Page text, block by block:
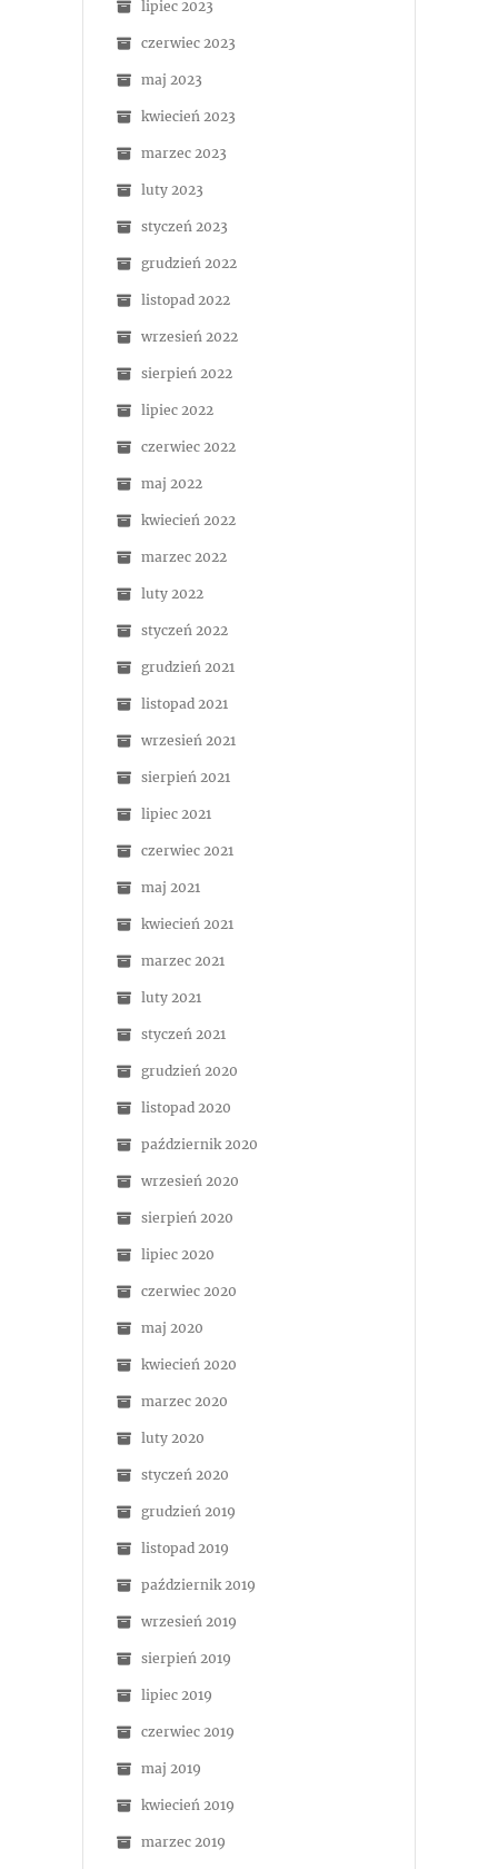
lipiec 2023
czerwiec 2023
maj 2023
kwiecień 2023
marzec 2023
luty 2023
styczeń 2023
grudzień 2022
listopad 2022
wrzesień 2022
sierpień 2022
lipiec 2022
czerwiec 2022
maj 2022
kwiecień 2022
marzec 2022
luty 2022
styczeń 2022
grudzień 2021
listopad 2021
wrzesień 2021
sierpień 2021
lipiec 2021
czerwiec 2021
maj 2021
kwiecień 2021
marzec 2021
luty 2021
styczeń 2021
grudzień 2020
listopad 2020
październik 2020
wrzesień 2020
sierpień 2020
lipiec 2020
czerwiec 2020
maj 2020
kwiecień 2020
marzec 2020
luty 2020
styczeń 2020
grudzień 2019
listopad 2019
październik 2019
wrzesień 2019
sierpień 2019
lipiec 2019
czerwiec 2019
maj 2019
kwiecień 2019
marzec 2019